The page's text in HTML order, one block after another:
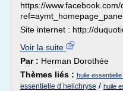
https://
Site internet : http://
Voir la suite
Par : Herman Dorothée
Thèmes liés : huile
essentielle d helichryse / huile